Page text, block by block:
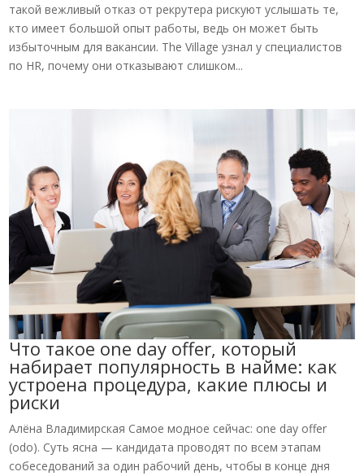
такой вежливый отказ от рекрутера рискуют услышать те,
кто имеет большой опыт работы, ведь он может быть
избыточным для вакансии. The Village узнал у специалистов
по HR, почему они отказывают слишком...
Что такое one day offer, который
набирает популярность в найме: как
устроена процедура, какие плюсы и
риски
Алёна Владимирская Самое модное сейчас: one day offer
(odo). Суть ясна — кандидата проводят по всем этапам
собеседований за один рабочий день, чтобы в конце дня